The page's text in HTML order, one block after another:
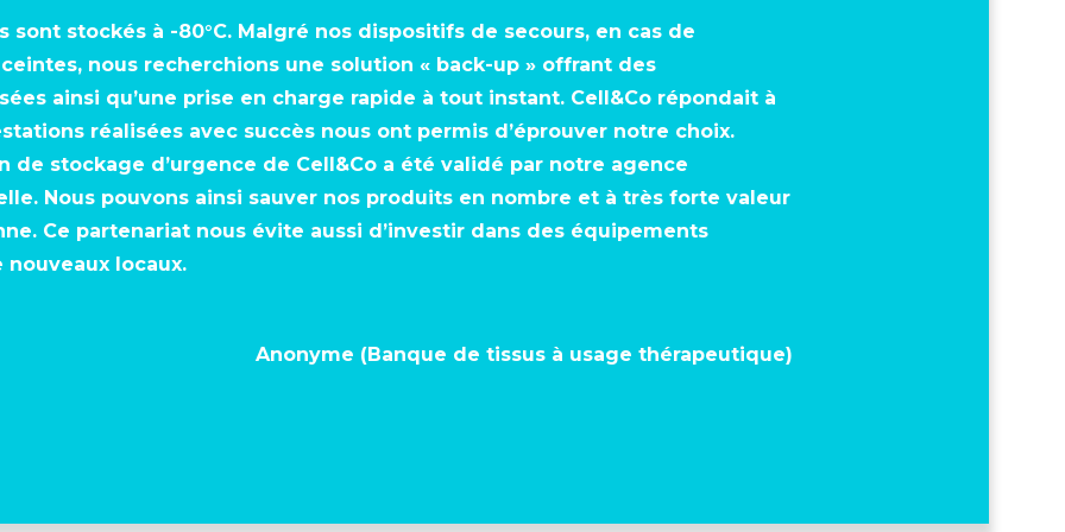
sont stockés à -80°C. Malgré nos dispositifs de secours, en cas de
nous recherchions une solution « back-up » offrant des
ainsi qu’une prise en charge rapide à tout instant. Cell&Co répondait à
réalisées avec succès nous ont permis d’éprouver notre choix.
de stockage d’urgence de Cell&Co a été validé par notre agence
Nous pouvons ainsi sauver nos produits en nombre et à très forte valeur
Ce partenariat nous évite aussi d’investir dans des équipements
locaux.
Anonyme (Banque de tissus à usage thérapeutique)